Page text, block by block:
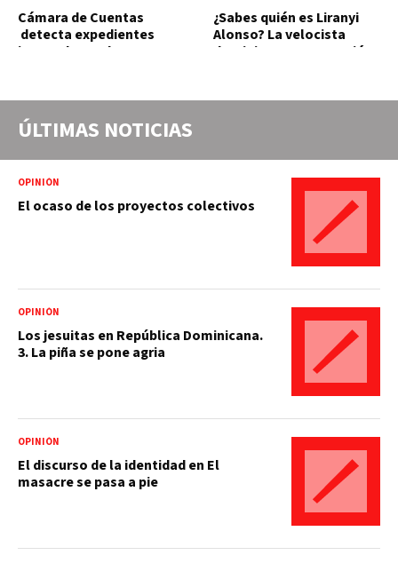
Cámara de Cuentas
detecta expedientes
incompletos de
2019 y 2020
¿Sabes quién es Liranyi
Alonso? La velocista
dominicana que rompió un
ÚLTIMAS NOTICIAS
OPINIÓN
El ocaso de los proyectos colectivos
OPINIÓN
Los jesuitas en República Dominicana.
3. La piña se pone agria
OPINIÓN
El discurso de la identidad en El
masacre se pasa a pie